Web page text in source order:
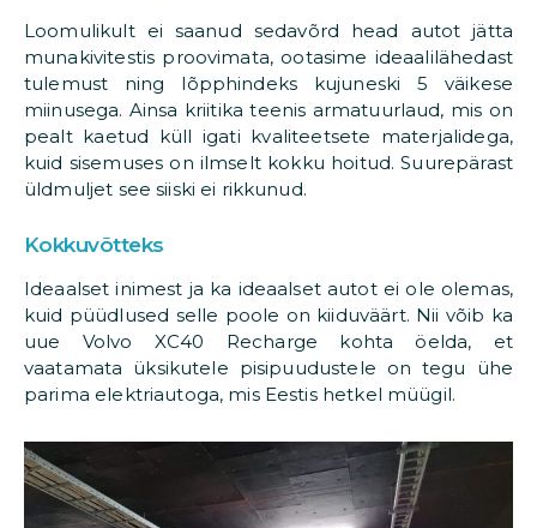
Loomulikult ei saanud sedavõrd head autot jätta
munakivitestis proovimata, ootasime ideaalilähedast
tulemust ning lõpphindeks kujuneski 5 väikese
miinusega. Ainsa kriitika teenis armatuurlaud, mis on
pealt kaetud küll igati kvaliteetsete materjalidega,
kuid sisemuses on ilmselt kokku hoitud. Suurepärast
üldmuljet see siiski ei rikkunud.
Kokkuvõtteks
Ideaalset inimest ja ka ideaalset autot ei ole olemas,
kuid püüdlused selle poole on kiiduväärt. Nii võib ka
uue Volvo XC40 Recharge kohta öelda, et
vaatamata üksikutele pisipuudustele on tegu ühe
parima elektriautoga, mis Eestis hetkel müügil.